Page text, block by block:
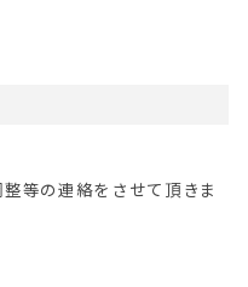
等の連絡をさせて頂きま